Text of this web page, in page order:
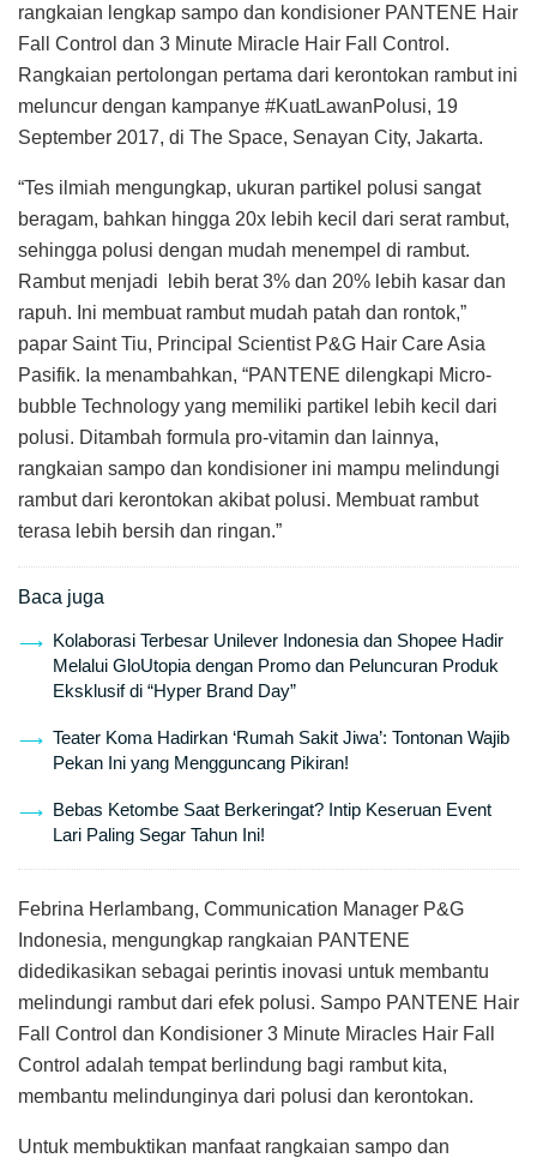
rangkaian lengkap sampo dan kondisioner PANTENE Hair
Fall Control dan 3 Minute Miracle Hair Fall Control.
Rangkaian pertolongan pertama dari kerontokan rambut ini
meluncur dengan kampanye #KuatLawanPolusi, 19
September 2017, di The Space, Senayan City, Jakarta.
“Tes ilmiah mengungkap, ukuran partikel polusi sangat
beragam, bahkan hingga 20x lebih kecil dari serat rambut,
sehingga polusi dengan mudah menempel di rambut.
Rambut menjadi lebih berat 3% dan 20% lebih kasar dan
rapuh. Ini membuat rambut mudah patah dan rontok,”
papar Saint Tiu, Principal Scientist P&G Hair Care Asia
Pasifik. Ia menambahkan, “PANTENE dilengkapi Micro-
bubble Technology yang memiliki partikel lebih kecil dari
polusi. Ditambah formula pro-vitamin dan lainnya,
rangkaian sampo dan kondisioner ini mampu melindungi
rambut dari kerontokan akibat polusi. Membuat rambut
terasa lebih bersih dan ringan.”
Baca juga
Kolaborasi Terbesar Unilever Indonesia dan Shopee Hadir
Melalui GloUtopia dengan Promo dan Peluncuran Produk
Eksklusif di “Hyper Brand Day”
Teater Koma Hadirkan ‘Rumah Sakit Jiwa’: Tontonan Wajib
Pekan Ini yang Mengguncang Pikiran!
Bebas Ketombe Saat Berkeringat? Intip Keseruan Event
Lari Paling Segar Tahun Ini!
Febrina Herlambang, Communication Manager P&G
Indonesia, mengungkap rangkaian PANTENE
didedikasikan sebagai perintis inovasi untuk membantu
melindungi rambut dari efek polusi. Sampo PANTENE Hair
Fall Control dan Kondisioner 3 Minute Miracles Hair Fall
Control adalah tempat berlindung bagi rambut kita,
membantu melindunginya dari polusi dan kerontokan.
Untuk membuktikan manfaat rangkaian sampo dan